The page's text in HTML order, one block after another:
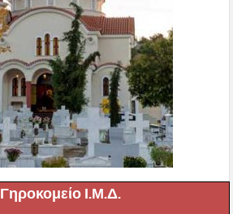
Γηροκομείο Ι.Μ.Δ.